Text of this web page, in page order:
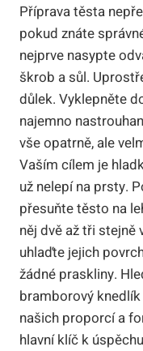
Příprava těsta
pokud znáte
nejprve nasypte
škrob a sůl.
důlek. Vyklepněte
najemno
vše opatrně, ale
Vaším cílem je
už nelepí na prsty.
přesuňte těsto na
něj dvě až tři stejně
uhlaďte jejich
žádné praskliny.
bramborový
našich proporcí a
hlavní klíč k